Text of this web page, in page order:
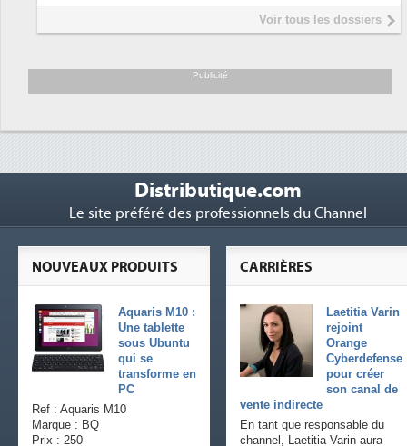
Interview de Fabrice Coquio,
président de Digital Realty...
soutient les...
Voir tous les dossiers
Publicité
Distributique.com
Le site préféré des professionnels du Channel
CARRIÈRES
Laetitia Varin
rejoint
Orange
Cyberdefense
pour créer
son canal de
vente indirecte
En tant que responsable du
channel, Laetitia Varin aura
NOUVEAUX PRODUITS
Aquaris M10 :
Une tablette
sous Ubuntu
qui se
transforme en
PC
Ref : Aquaris M10
Marque : BQ
Prix : 250